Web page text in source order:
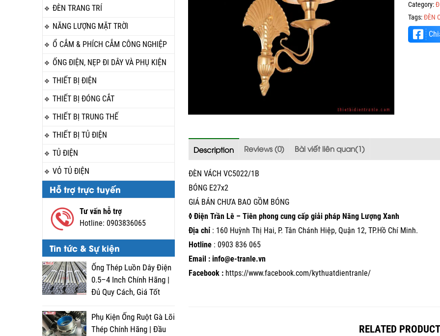
ĐÈN TRANG TRÍ
NĂNG LƯỢNG MẶT TRỜI
Ổ CẮM & PHÍCH CẮM CÔNG NGHIỆP
ỐNG ĐIỆN, NẸP ĐI DÂY VÀ PHỤ KIỆN
THIẾT BỊ ĐIỆN
THIẾT BỊ ĐÓNG CẮT
THIẾT BỊ TRUNG THẾ
THIẾT BỊ TỦ ĐIỆN
TỦ ĐIỆN
VỎ TỦ ĐIỆN
Hỗ trợ trực tuyến
Tư vấn hỗ trợ
Hotline: 0903836065
Tin tức & Sự kiện
Ống Thép Luồn Dây Điện
0.5–4 Inch Chính Hãng |
Đủ Quy Cách, Giá Tốt
Phụ Kiện Ống Ruột Gà Lõi
Thép Chính Hãng | Đầu
Category:
Tags:ĐÈN
Description Reviews (0) Bài viết liên quan(1)
ĐÈN VÁCH VC5022/1B
BÓNG E27x2
GIÁ BÁN CHƯA BAO GỒM BÓNG
◊ Điện Trần Lê – Tiên phong cung cấp giải pháp Năng Lượng Xanh
Địa chỉ : 160 Huỳnh Thị Hai, P. Tân Chánh Hiệp, Quận 12, TP.Hồ Chí Minh.
Hotline : 0903 836 065
Email : info@e-tranle.vn
Facebook : https://www.facebook.com/kythuatdientranle/
RELATED